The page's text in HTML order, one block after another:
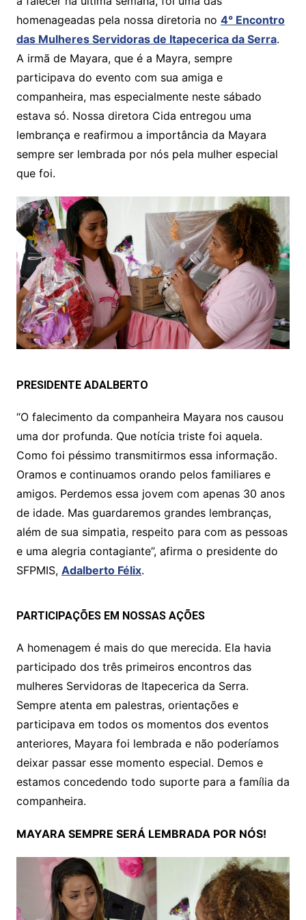
s
A
p
p
e
b
o
o
k
er y
Li
n
k
e
homenageadas pela nossa diretoria no 4° Encontro
das Mulheres Servidoras de Itapecerica da Serra.
A irmã de Mayara, que é a Mayra, sempre
participava do evento com sua amiga e
companheira, mas especialmente neste sábado
estava só. Nossa diretora Cida entregou uma
lembrança e reafirmou a importância da Mayara
sempre ser lembrada por nós pela mulher especial
que foi.
PRESIDENTE ADALBERTO
“O falecimento da companheira Mayara nos causou
uma dor profunda. Que notícia triste foi aquela.
Como foi péssimo transmitirmos essa informação.
Oramos e continuamos orando pelos familiares e
amigos. Perdemos essa jovem com apenas 30 anos
de idade. Mas guardaremos grandes lembranças,
além de sua simpatia, respeito para com as pessoas
e uma alegria contagiante”, afirma o presidente do
SFPMIS, Adalberto Félix.
PARTICIPAÇÕES EM NOSSAS AÇÕES
A homenagem é mais do que merecida. Ela havia
participado dos três primeiros encontros das
mulheres Servidoras de Itapecerica da Serra.
Sempre atenta em palestras, orientações e
participava em todos os momentos dos eventos
anteriores, Mayara foi lembrada e não poderíamos
deixar passar esse momento especial. Demos e
estamos concedendo todo suporte para a família da
companheira.
MAYARA SEMPRE SERÁ LEMBRADA POR NÓS!